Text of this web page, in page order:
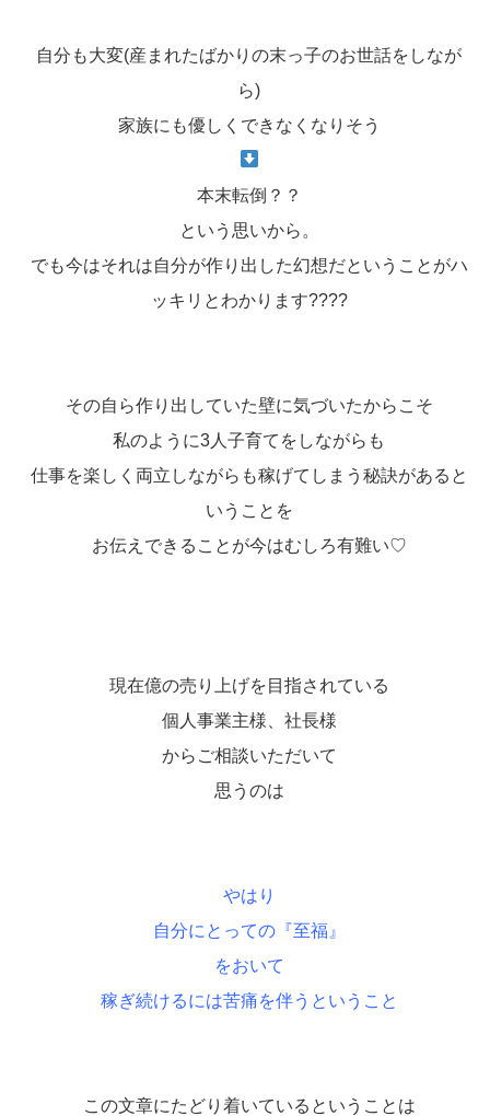
自分も大変(産まれたばかりの末っ子のお世話をしなが
ら)
家族にも優しくできなくなりそう
本末転倒？？
という思いから。
でも今はそれは自分が作り出した幻想だということがハ
ッキリとわかります????
その自ら作り出していた壁に気づいたからこそ
私のように3人子育てをしながらも
仕事を楽しく両立しながらも稼げてしまう秘訣があると
いうことを
お伝えできることが今はむしろ有難い♡
現在億の売り上げを目指されている
個人事業主様、社長様
からご相談いただいて
思うのは
やはり
自分にとっての『至福』
をおいて
稼ぎ続けるには苦痛を伴うということ
この文章にたどり着いているということは